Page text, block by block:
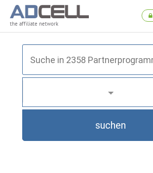
the affiliate network
suchen